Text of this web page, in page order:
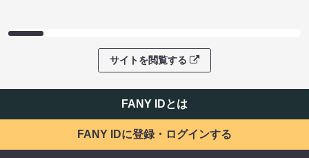
サイトを閲覧する
FANY IDとは
FANY IDに登録・ログインする